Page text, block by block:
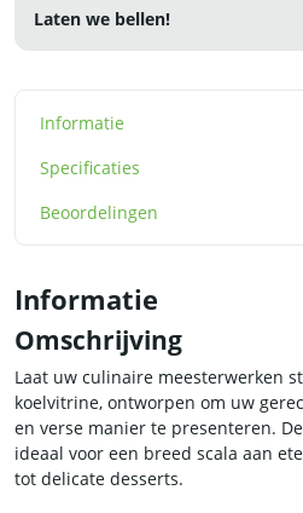
Laten we bellen!
Informatie
Specificaties
Beoordelingen
Informatie
Omschrijving
Laat uw culinaire meesterwerken
koelvitrine, ontworpen om uw
en verse manier te presenteren.
ideaal voor een breed scala aan
tot delicate desserts.